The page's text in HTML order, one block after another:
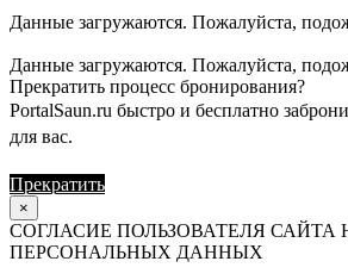
Данные загружаются. Пожалуйста,
Данные загружаются. Пожалуйста,
Прекратить процесс бронирования?
PortalSaun.ru быстро и бесплатно
для вас.
Прекратить
×
СОГЛАСИЕ ПОЛЬЗОВАТЕЛЯ САЙТА
ПЕРСОНАЛЬНЫХ ДАННЫХ